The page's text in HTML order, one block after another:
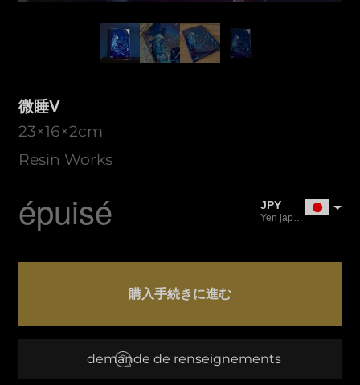
微睡Ⅴ
23×16×2cm
Resin Works
épuisé JPY
EUR
Ⅴ
購入手続きに進む
demande de renseignements